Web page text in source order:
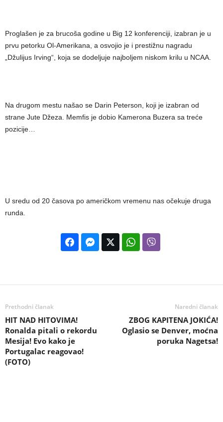
Proglašen je za brucoša godine u Big 12 konferenciji, izabran je u
prvu petorku Ol-Amerikana, a osvojio je i prestižnu nagradu
„Džulijus Irving“, koja se dodeljuje najboljem niskom krilu u NCAA.
Na drugom mestu našao se Darin Peterson, koji je izabran od
strane Jute Džeza. Memfis je dobio Kamerona Buzera sa treće
pozicije…
U sredu od 20 časova po američkom vremenu nas očekuje druga
runda.
Prethodni članak
HIT NAD HITOVIMA!
Ronalda pitali o rekordu
Mesija! Evo kako je
Portugalac reagovao!
(FOTO)
Naredni članak
ZBOG KAPITENA JOKIĆA!
Oglasio se Denver, moćna
poruka Nagetsa!